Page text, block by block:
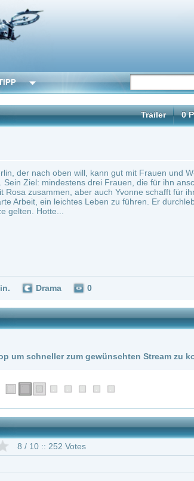
0 Playlists
Trailer
kann gut mit Frauen und Worten umgehen, hat Charme und
drei Frauen, die für ihn anschaffen, eine goldene Rolex und
auch Yvonne schafft für ihn an. Er versucht, sich den Tag
zu führen. Er durchlebt das Auf und Ab im Milieu, in